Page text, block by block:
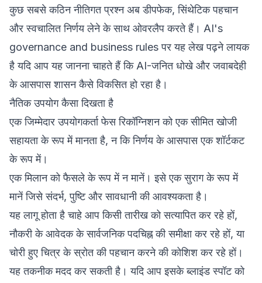
कुछ सबसे कठिन नीतिगत प्रश्न अब डीपफेक, सिंथेटिक पहचान
और स्वचालित निर्णय लेने के साथ ओवरलैप करते हैं। AI's
governance and business rulesपर यह लेख पढ़ने लायक
है यदि आप यह जानना चाहते हैं कि AI-जनित धोखे और जवाबदेही
के आसपास शासन कैसे विकसित हो रहा है।
नैतिक उपयोग कैसा दिखता है
एक जिम्मेदार उपयोगकर्ता फेस रिकॉग्निशन को एक सीमित खोजी
सहायता के रूप में मानता है, न कि निर्णय के आसपास एक शॉर्टकट
के रूप में।
एक मिलान को फैसले के रूप में न मानें। इसे एक सुराग के रूप में
मानें जिसे संदर्भ, पुष्टि और सावधानी की आवश्यकता है।
यह लागू होता है चाहे आप किसी तारीख को सत्यापित कर रहे हों,
नौकरी के आवेदक के सार्वजनिक पदचिह्न की समीक्षा कर रहे हों, या
चोरी हुए चित्र के स्रोत की पहचान करने की कोशिश कर रहे हों।
यह तकनीक मदद कर सकती है। यदि आप इसके ब्लाइंड स्पॉट को